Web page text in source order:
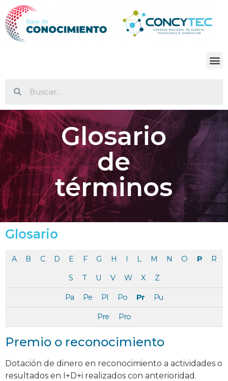
Glosario
de
términos
Glosario
A B C D E F G H I L M N O P R
S T U V W X Z
Pa Pe Pl Po Pr Pu
Pre Pro
Premio o reconocimiento
Dotación de dinero en reconocimiento a actividades o
resultados en I+D+i realizados con anterioridad.